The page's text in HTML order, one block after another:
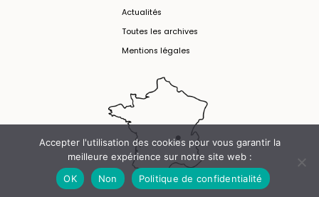
Actualités
Toutes les archives
Mentions légales
Accepter l'utilisation des cookies pour vous garantir la
meilleure expérience sur notre site web :
OK
Non Politique de confidentialité